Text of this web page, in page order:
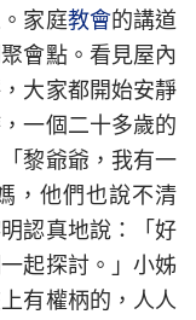
家庭教會的講道
會點。看見屋內
大家都開始安靜
一個二十多歲的
黎爺爺，我有一
，他們也說不清
認真地說：「好
起探討。」小姊
有權柄的，人人